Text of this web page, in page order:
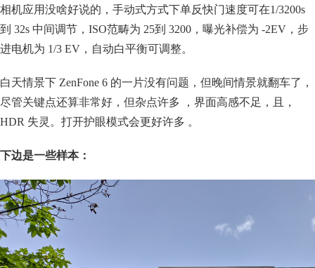
相机应用没啥好说的，手动式方式下单反快门速度可在1/3200s
到 32s 中间调节，ISO范畴为 25到 3200，曝光补偿为 -2EV，步
进电机为 1/3 EV，自动白平衡可调整。
白天情景下 ZenFone 6 的一片没有问题，但晚间情景就翻车了，
尽管关键点还算非常好，但杂点许多 ，界面高感不足，且，
HDR 失灵。打开护眼模式会更好许多 。
下边是一些样本：